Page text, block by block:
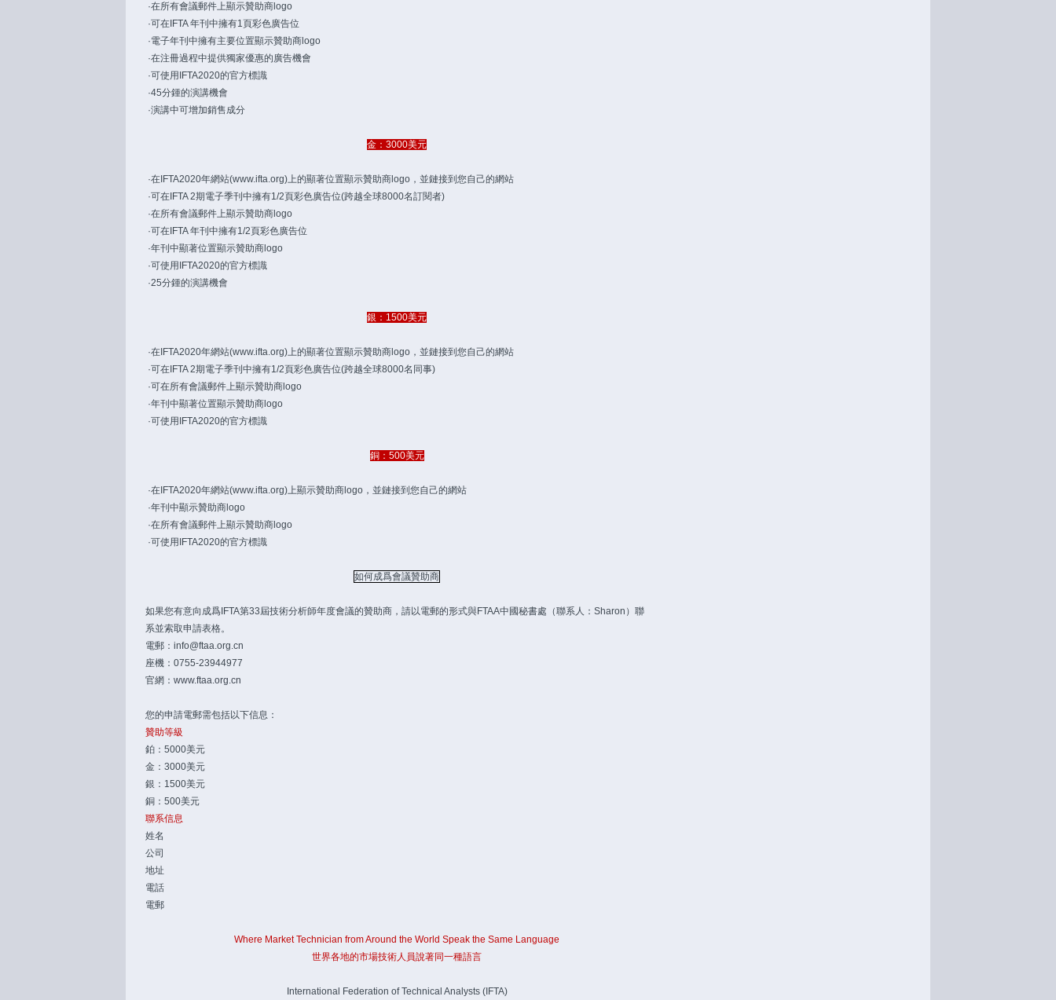
·在所有會議郵件上顯示贊助商logo
·可在IFTA 年刊中擁有1頁彩色廣告位
·電子年刊中擁有主要位置顯示贊助商logo
·在注冊過程中提供獨家優惠的廣告機會
·可使用IFTA2020的官方標識
·45分鍾的演講機會
·演講中可增加銷售成分
金：3000美元
·在IFTA2020年網站(www.ifta.org)上的顯著位置顯示贊助商logo，並鏈接到您自己的網站
·可在IFTA 2期電子季刊中擁有1/2頁彩色廣告位(跨越全球8000名訂閱者)
·在所有會議郵件上顯示贊助商logo
·可在IFTA 年刊中擁有1/2頁彩色廣告位
·年刊中顯著位置顯示贊助商logo
·可使用IFTA2020的官方標識
·25分鍾的演講機會
銀：1500美元
·在IFTA2020年網站(www.ifta.org)上的顯著位置顯示贊助商logo，並鏈接到您自己的網站
·可在IFTA 2期電子季刊中擁有1/2頁彩色廣告位(跨越全球8000名同事)
·可在所有會議郵件上顯示贊助商logo
·年刊中顯著位置顯示贊助商logo
·可使用IFTA2020的官方標識
銅：500美元
·在IFTA2020年網站(www.ifta.org)上顯示贊助商logo，並鏈接到您自己的網站
·年刊中顯示贊助商logo
·在所有會議郵件上顯示贊助商logo
·可使用IFTA2020的官方標識
如何成爲會議贊助商
如果您有意向成爲IFTA第33屆技術分析師年度會議的贊助商，請以電郵的形式與FTAA中國秘書處（聯系人：Sharon）聯
系並索取申請表格。
電郵：info@ftaa.org.cn
座機：0755-23944977
官網： www.ftaa.org.cn
您的申請電郵需包括以下信息：
贊助等級
鉑：5000美元
金：3000美元
銀：1500美元
銅：500美元
聯系信息
姓名
公司
地址
電話
電郵
Where Market Technician from Around the World Speak the Same Language
世界各地的市場技術人員說著同一種語言
International Federation of Technical Analysts (IFTA)